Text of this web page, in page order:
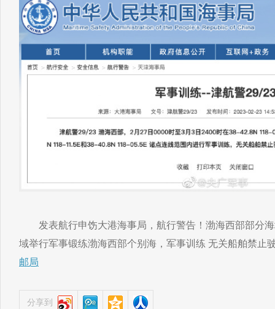
发表航行申饬大港海事局，航行警告！渤海西部部分海
域举行军事锻练渤海西部个别海，军事训练 无关船舶禁止
邮局
分享到